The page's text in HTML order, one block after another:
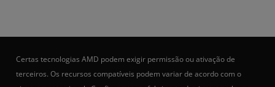
Certas tecnologias AMD podem exigir permissão ou ativação de
terceiros. Os recursos compatíveis podem variar de acordo com o